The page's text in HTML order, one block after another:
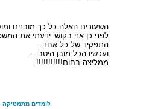
השעורים האלה כל כך מובנים
לפני כן אני בקושי ידעתי את
התפקיד של כל אחד.
ועכשיו הכל מובן היטב…
ממליצה בחום!!!!!!!!!!!
לומדים מתמטיקה